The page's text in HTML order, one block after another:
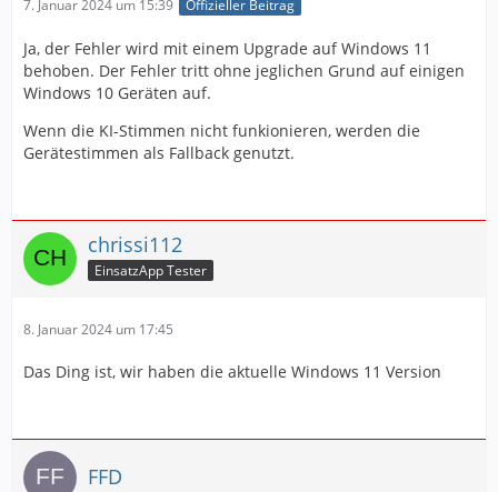
7. Januar 2024 um 15:39 Offizieller Beitrag
Ja, der Fehler wird mit einem Upgrade auf Windows 11
behoben. Der Fehler tritt ohne jeglichen Grund auf einigen
Windows 10 Geräten auf.
Wenn die KI-Stimmen nicht funkionieren, werden die
Gerätestimmen als Fallback genutzt.
chrissi112
EinsatzApp Tester
8. Januar 2024 um 17:45
Das Ding ist, wir haben die aktuelle Windows 11 Version
FFD